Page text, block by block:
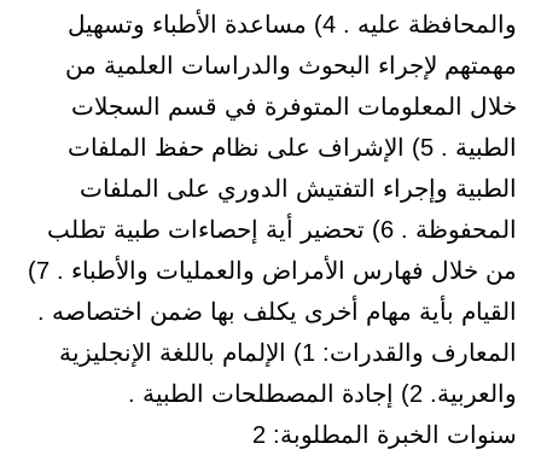
والمحافظة عليه . 4) مساعدة الأطباء وتسهيل
مهمتهم لإجراء البحوث والدراسات العلمية من
خلال المعلومات المتوفرة في قسم السجلات
الطبية . 5) الإشراف على نظام حفظ الملفات
الطبية وإجراء التفتيش الدوري على الملفات
المحفوظة . 6) تحضير أية إحصاءات طبية تطلب
من خلال فهارس الأمراض والعمليات والأطباء . 7)
القيام بأية مهام أخرى يكلف بها ضمن اختصاصه .
المعارف والقدرات: 1) الإلمام باللغة الإنجليزية
والعربية. 2) إجادة المصطلحات الطبية .
سنوات الخبرة المطلوبة: 2